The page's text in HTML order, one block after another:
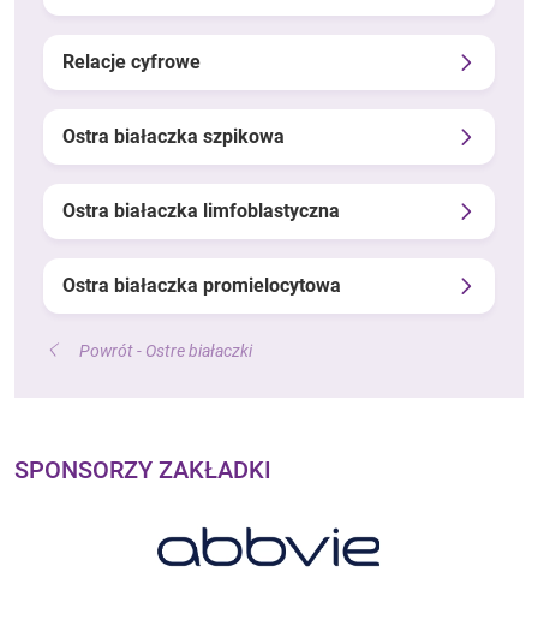
Relacje cyfrowe
Ostra białaczka szpikowa
Ostra białaczka limfoblastyczna
Ostra białaczka promielocytowa
Powrót - Ostre białaczki
SPONSORZY ZAKŁADKI